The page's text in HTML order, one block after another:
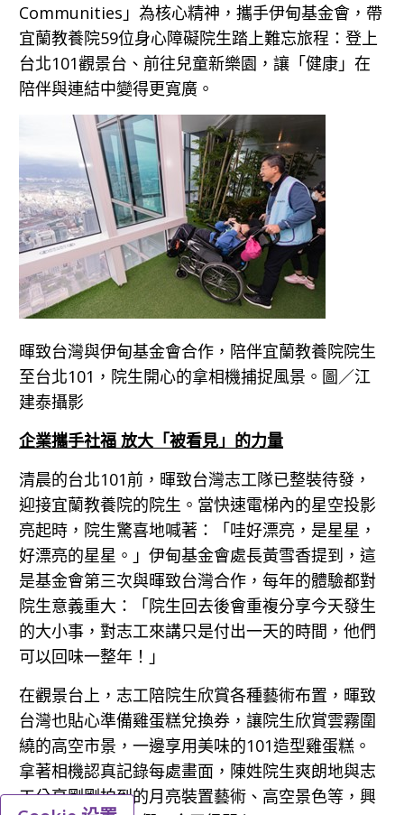
Communities」為核心精神，攜手伊甸基金會，帶
宜蘭教養院59位身心障礙院生踏上難忘旅程：登上
台北101觀景台、前往兒童新樂園，讓「健康」在
陪伴與連結中變得更寬廣。
暉致台灣與伊甸基金會合作，陪伴宜蘭教養院院生
至台北101，院生開心的拿相機捕捉風景。圖／江
建泰攝影
企業攜手社福 放大「被看見」的力量
清晨的台北101前，暉致台灣志工隊已整裝待發，
迎接宜蘭教養院的院生。當快速電梯內的星空投影
亮起時，院生驚喜地喊著：「哇好漂亮，是星星，
好漂亮的星星。」伊甸基金會處長黃雪香提到，這
是基金會第三次與暉致台灣合作，每年的體驗都對
院生意義重大：「院生回去後會重複分享今天發生
的大小事，對志工來講只是付出一天的時間，他們
可以回味一整年！」
在觀景台上，志工陪院生欣賞各種藝術布置，暉致
台灣也貼心準備雞蛋糕兌換券，讓院生欣賞雲霧圍
繞的高空市景，一邊享用美味的101造型雞蛋糕。
拿著相機認真記錄每處畫面，陳姓院生爽朗地與志
工分享剛剛拍到的月亮裝置藝術、高空景色等，興